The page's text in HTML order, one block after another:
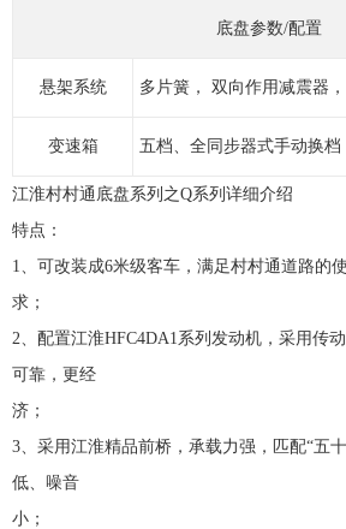
底盘参数/配置
悬架系统 多片簧， 双向作用减震器
变速箱 五档、全同步器式手动换档
江淮村村通底盘系列之Q系列详细介绍
特点：
1、可改装成6米级客车，满足村村通道路的
2、配置江淮HFC4DA1系列发动机，采用传
可靠，更经
3、采用江淮精品前桥，承载力强，匹配“五
低、噪音
小